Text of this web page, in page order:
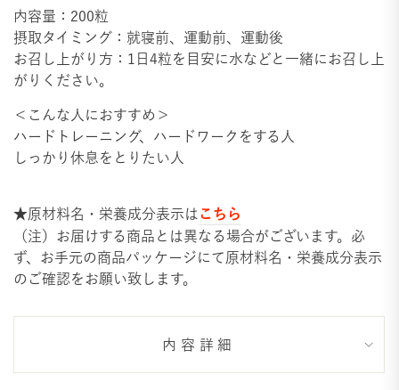
内容量：200粒
摂取タイミング：就寝前、運動前、運動後
お召し上がり方：1日4粒を目安に水などと一緒にお召し上
がりください。
＜こんな人におすすめ＞
ハードトレーニング、ハードワークをする人
しっかり休息をとりたい人
★原材料名・栄養成分表示は こちら
（注）お届けする商品とは異なる場合がございます。必
ず、お手元の商品パッケージにて原材料名・栄養成分表示
のご確認をお願い致します。
内容詳細